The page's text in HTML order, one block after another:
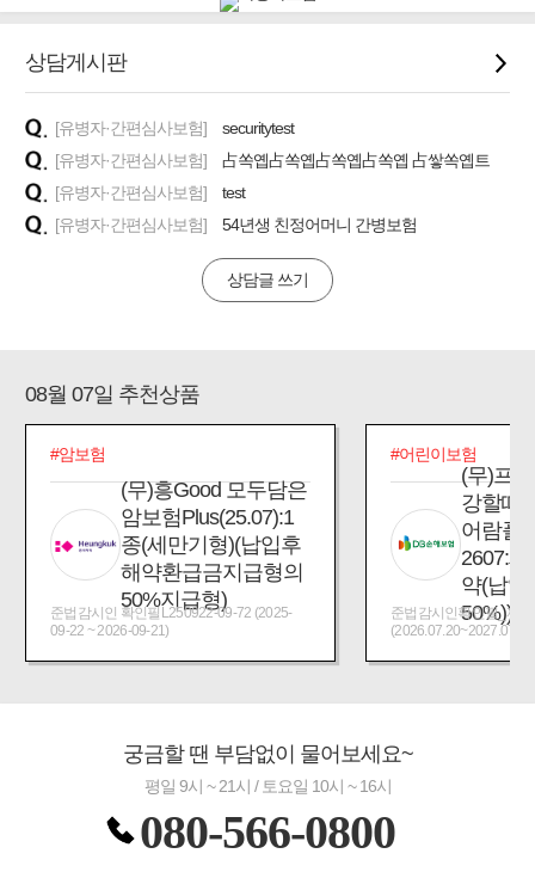
#임플란트, 치아치료보장
#바뀌기전에 4세대 가입
상담게시판
[유병자·간편심사보험]
securitytest
[유병자·간편심사보험]
占쏙옙占쏙옙占쏙옙占쏙옙 占쌓쏙옙트
[유병자·간편심사보험]
test
[유병자·간편심사보험]
54년생 친정어머니 간병보험
상담글 쓰기
08월 07일 추천상품
#암보험
(무)흥Good 모두담은
암보험Plus(25.07):1
종(세만기형)(납입후
해약환급금지급형의
50%지급형)
준법감시인 확인필L250922-09-72 (2025-
09-22 ~ 2026-09-21)
#어린이보험
(무)프
강할때
어람플
2607:
약(납입
50%))
준법감시인확인필_제
궁금할 땐 부담없이 물어보세요~
평일 9시 ~ 21시 / 토요일 10시 ~ 16시
080-566-0800